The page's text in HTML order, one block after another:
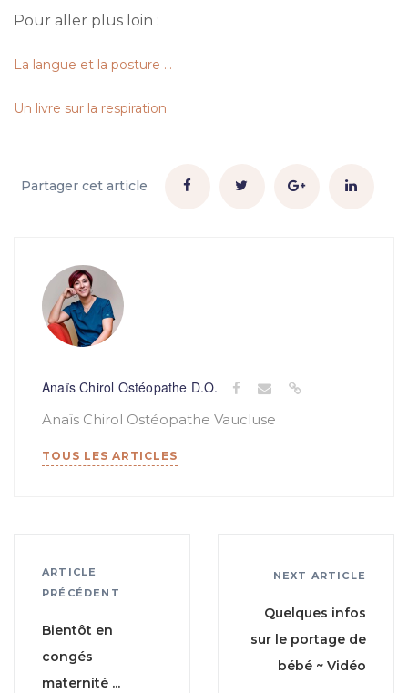
Pour aller plus loin :
La langue et la posture …
Un livre sur la respiration
Partager cet article
Anaïs Chirol Ostéopathe D.O.
Anaïs Chirol Ostéopathe Vaucluse
TOUS LES ARTICLES
ARTICLE
PRÉCÉDENT
Bientôt en
congés
maternité ...
NEXT ARTICLE
Quelques infos
sur le portage de
bébé ~ Vidéo